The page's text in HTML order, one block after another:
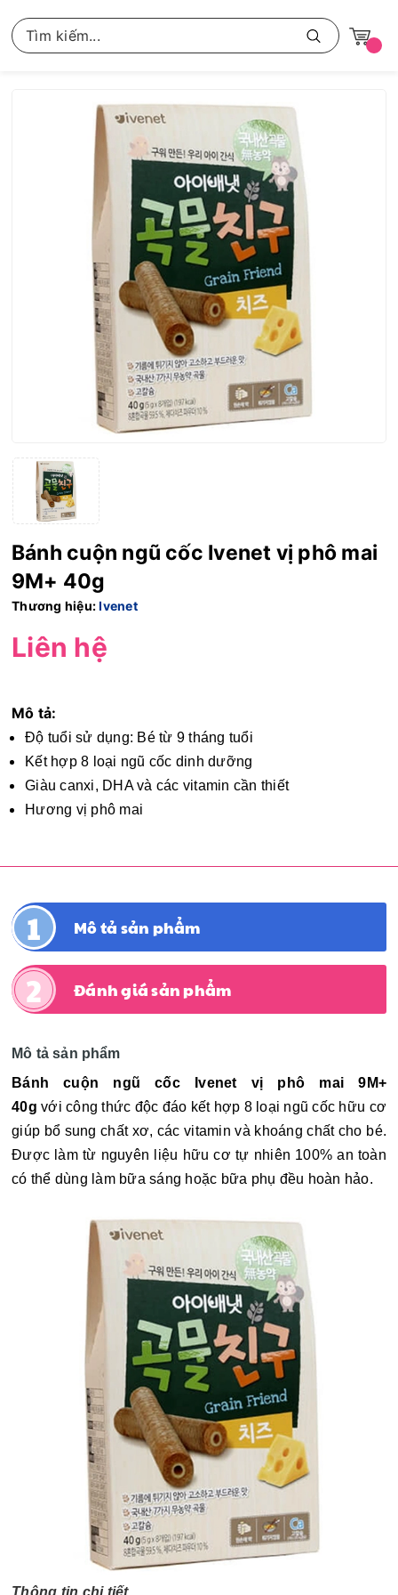
Bánh cuộn ngũ cốc Ivenet vị phô mai
9M+ 40g
Thương hiệu:Ivenet
Liên hệ
Mô tả:
Độ tuổi sử dụng: Bé từ 9 tháng tuổi
Kết hợp 8 loại ngũ cốc dinh dưỡng
Giàu canxi, DHA và các vitamin cần thiết
Hương vị phô mai
Mô tả sản phẩm
Đánh giá sản phẩm
Mô tả sản phẩm
Bánh cuộn ngũ cốc Ivenet vị phô mai 9M+
40g với công thức độc đáo kết hợp 8 loại ngũ cốc hữu cơ
giúp bổ sung chất xơ, các vitamin và khoáng chất cho bé.
Được làm từ nguyên liệu hữu cơ tự nhiên 100% an toàn
có thể dùng làm bữa sáng hoặc bữa phụ đều hoàn hảo.
Thông tin chi tiết